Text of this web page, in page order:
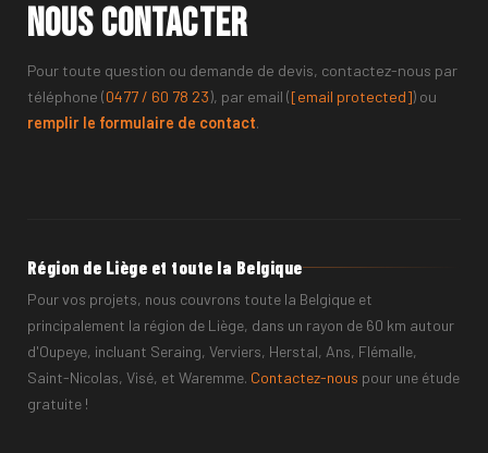
Nous contacter
Pour toute question ou demande de devis, contactez-nous par
téléphone (0477 / 60 78 23), par email ([email protected]) ou
remplir le formulaire de contact.
CODE POSTAL
Région de Liège et toute la Belgique
Pour vos projets, nous couvrons toute la Belgique et
principalement la région de Liège, dans un rayon de 60 km autour
d'Oupeye, incluant Seraing, Verviers, Herstal, Ans, Flémalle,
Saint-Nicolas, Visé, et Waremme. Contactez-nous pour une étude
gratuite !